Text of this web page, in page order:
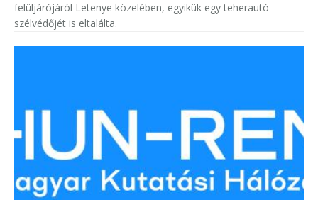
felüljárójáról Letenye közelében, egyikük egy teherautó
szélvédőjét is eltalálta.